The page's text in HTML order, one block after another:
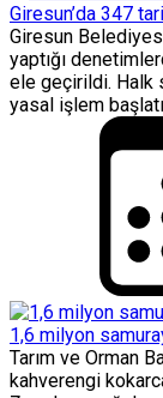
Giresun’da 347
Giresun
yaptığı
ele geçirildi. Halk
yasal işlem
1,6 milyon
Tarım ve Orman
kahverengi